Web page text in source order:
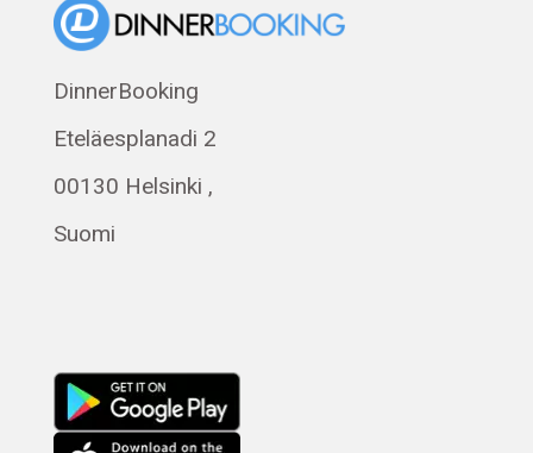
Eesti
Svenska
Français
Română
DinnerBooking
Eteläesplanadi 2
00130 Helsinki ,
Suomi